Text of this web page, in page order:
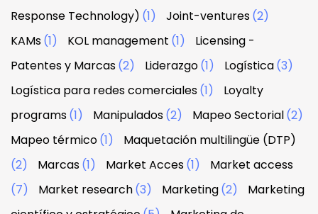
Response Technology) (1) Joint-ventures(2)
KAMs(1) KOL management (1)
Licensing -
Patentes y Marcas(2) Liderazgo(1) Logística(3)
Logística para redes comerciales(1)
Loyalty
programs(1) Manipulados(2) Mapeo Sectorial(2)
Mapeo térmico(1)
Maquetación multilingüe (DTP)
(2)
Marcas(1) Market Acces(1)
Market access
(7)
Market research(3) Marketing(2)
Marketing